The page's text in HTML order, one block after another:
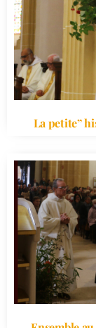
La petite”